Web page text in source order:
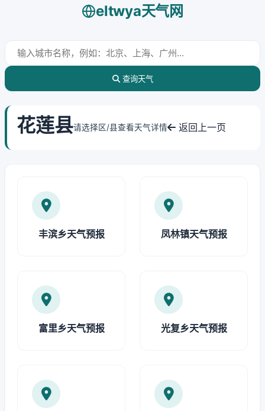
eltwya天气网
查询天气
花莲县请选择区/县查看天气详情 返回上一页
丰滨乡天气预报 凤林镇天气预报
富里乡天气预报 光复乡天气预报